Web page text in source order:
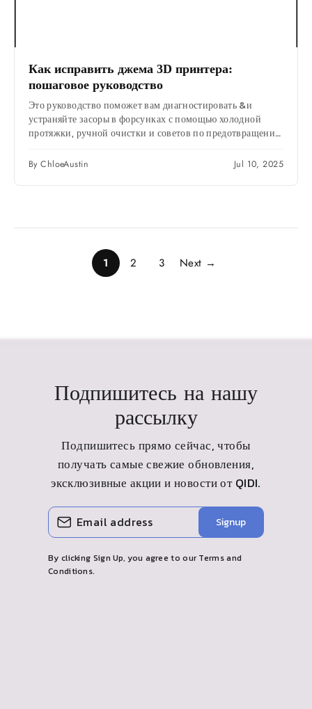
Как исправить джема 3D принтера:
пошаговое руководство
Это руководство поможет вам диагностировать &и
устраняйте засоры в форсунках с помощью холодной
протяжки, ручной очистки и советов по предотвращению
By ChloeAustin Jul 10, 2025
1 2 3 Next →
Подпишитесь на нашу
рассылку
Подпишитесь прямо сейчас, чтобы
получать самые свежие обновления,
эксклюзивные акции и новости отQIDI.
ВВЕДИТЕ
СВОЮ
ЭЛЕКТРОННУЮ
ПОДПИСАТЬСЯ
Signup
By clicking Sign Up, you agree to our Terms and
Conditions.